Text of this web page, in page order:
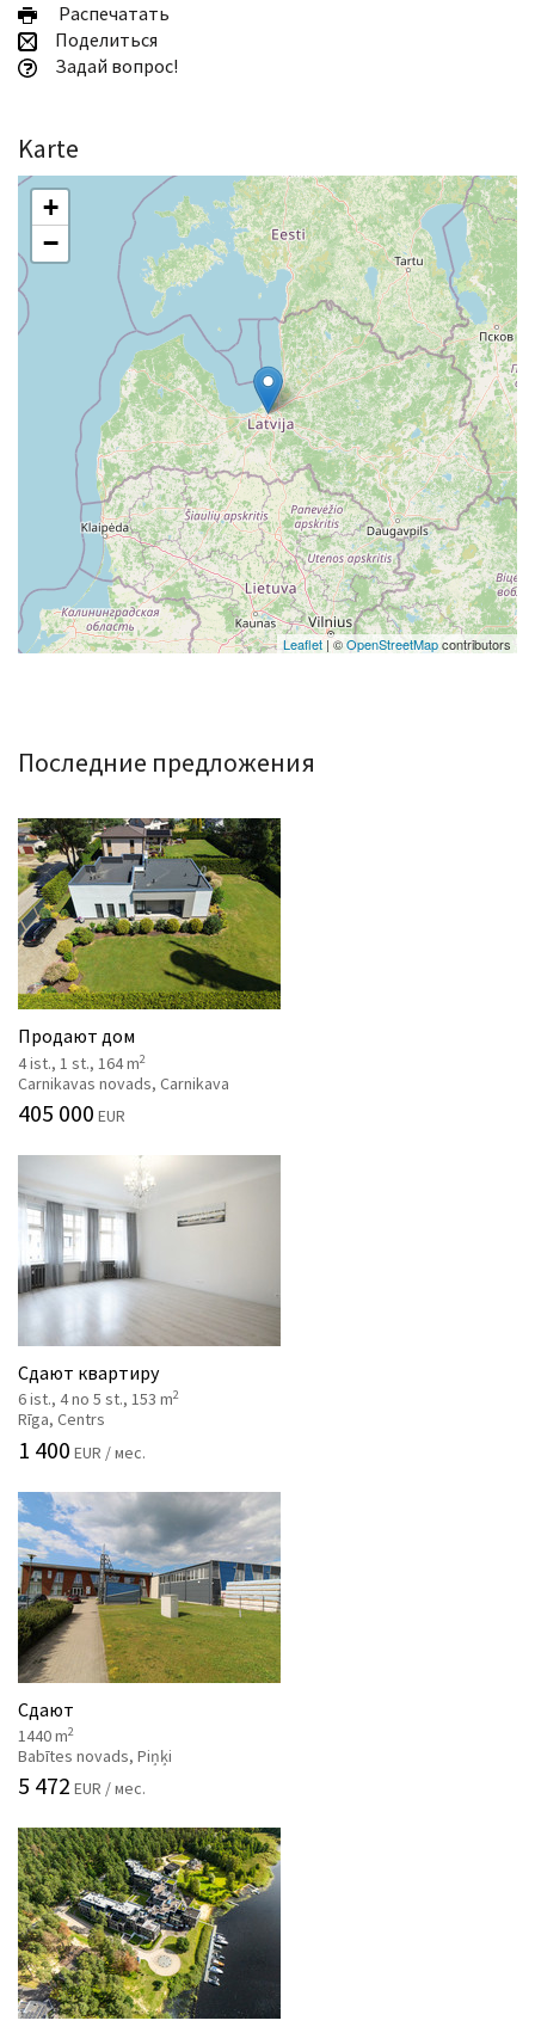
Pаспечатать
Поделиться
Задай вопрос!
Karte
+
−
Leaflet| ©OpenStreetMapcontributors
Последние предложения
Продают дом
4 ist., 1 st., 164 m2
Carnikavas novads, Carnikava
405 000 EUR
Сдают квартиру
6 ist., 4 no 5 st., 153 m2
Rīga, Centrs
1 400 EUR / мес.
Сдают
1440 m2
Babītes novads, Piņķi
5 472 EUR / мес.